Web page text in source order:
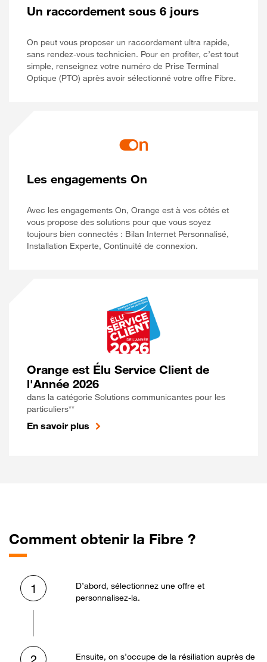
Un raccordement sous 6 jours
On peut vous proposer un raccordement ultra rapide,
sans rendez-vous technicien. Pour en profiter, c’est tout
simple, renseignez votre numéro de Prise Terminal
Optique (PTO) après avoir sélectionné votre offre Fibre.
Les engagements On
Avec les engagements On, Orange est à vos côtés et
vous propose des solutions pour que vous soyez
toujours bien connectés : Bilan Internet Personnalisé,
Installation Experte, Continuité de connexion.
Orange est Élu Service Client de
l'Année 2026
dans la catégorie Solutions communicantes pour les
particuliers**
En savoir plus
Comment obtenir la Fibre ?
1
D’abord, sélectionnez une offre et
personnalisez-la.
Ensuite, on s’occupe de la résiliation auprès de